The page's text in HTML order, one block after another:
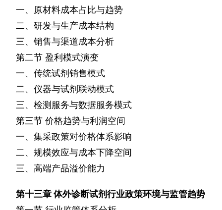
一、原材料成本占比与趋势
二、研发与生产成本结构
三、销售与渠道成本分析
第二节 盈利模式演变
一、传统试剂销售模式
二、仪器与试剂联动模式
三、检测服务与数据服务模式
第三节 价格趋势与利润空间
一、集采政策对价格体系影响
二、规模效应与成本下降空间
三、高端产品溢价能力
第十三章体外诊断试剂行业政策环境与监管趋势